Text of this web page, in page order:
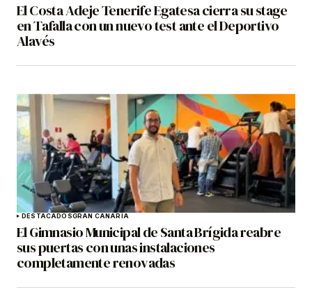
El Costa Adeje Tenerife Egatesa cierra su stage
en Tafalla con un nuevo test ante el Deportivo
Alavés
DESTACADOSGRAN CANARIA
El Gimnasio Municipal de Santa Brígida reabre
sus puertas con unas instalaciones
completamente renovadas